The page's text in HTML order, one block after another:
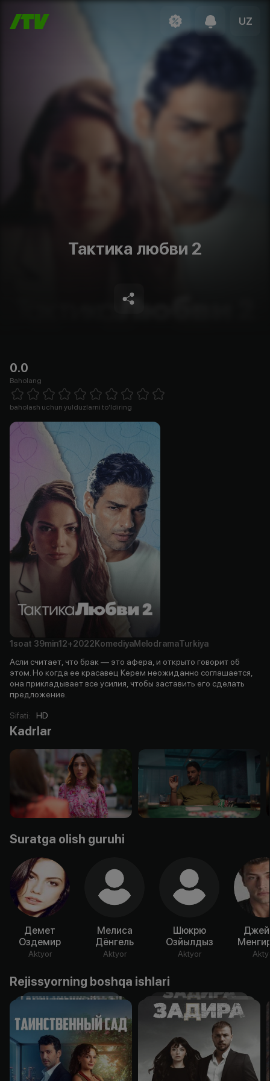
UZ
Тактика любви 2
0.0
Baholang
1 Star 2 Stars 3 Stars 4 Stars5 Stars 6 Stars7 Stars8 Stars
baholash uchun yulduzlarni to'ldiring
1soat 39min12+2022 KomediyaMelodramaTurkiya
Асли считает, что брак — это афера, и открыто говорит об
этом. Но когда ее красавец Керем неожиданно соглашается,
она прикладывает все усилия, чтобы заставить его сделать
предложение.
Sifati: HD
Kadrlar
Suratga olish guruhi
Демет
Оздемир
Aktyor
Мелиса
Дёнгель
Aktyor
Шюкрю
Озйылдыз
Aktyor
Rejissyorning boshqa ishlari